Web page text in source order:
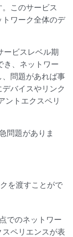
このサービス
ワーク全体のデ
ービスレベル期
き、ネットワー
問題があれば事
バイスやリンク
ントエクスペリ
問題がありま
を渡すことがで
でのネットワー
ペリエンスが表